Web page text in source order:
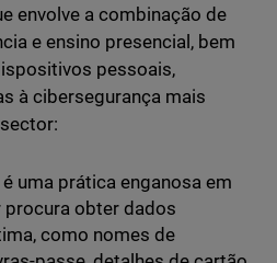
envolve a combinação de
e ensino presencial, bem
pessoais,
à cibersegurança mais
uma prática enganosa em
procura obter dados
como nomes de